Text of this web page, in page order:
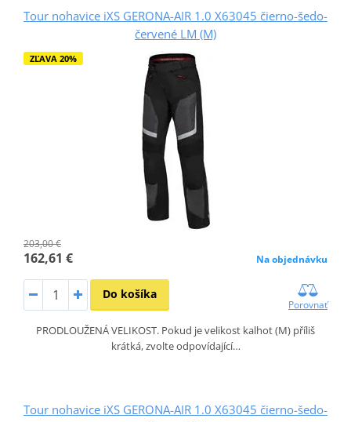
Tour nohavice iXS GERONA-AIR 1.0 X63045 čierno-šedo-
červené LM (M)
ZĽAVA 20%
203,00 €
162,61 € Na objednávku
Do košíka
Porovnať
PRODLOUŽENÁ VELIKOST. Pokud je velikost kalhot (M) příliš
krátká, zvolte odpovídající…
Tour nohavice iXS GERONA-AIR 1.0 X63045 čierno-šedo-